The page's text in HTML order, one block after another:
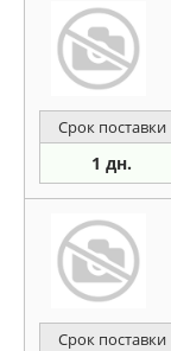
Срок поставки
1 дн.
Срок поставки